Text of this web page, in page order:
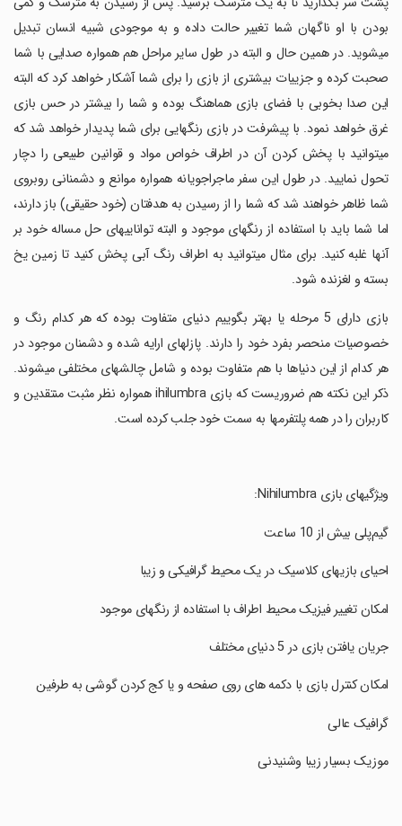
بودن با او ناگهان شما تغییر حالت داده و به موجودی شبیه انسان تبدیل
میشوید. در همین حال و البته در طول سایر مراحل هم همواره صدایی با شما
صحبت کرده و جزییات بیشتری از بازی را برای شما آشکار خواهد کرد که البته
این صدا بخوبی با فضای بازی هماهنگ بوده و شما را بیشتر در حس بازی
غرق خواهد نمود. با پیشرفت در بازی رنگهایی برای شما پدیدار خواهد شد که
میتوانید با پخش کردن آن در اطراف خواص مواد و قوانین طبیعی را دچار
تحول نمایید. در طول این سفر ماجراجویانه همواره موانع و دشمنانی روبروی
شما ظاهر خواهند شد که شما را از رسیدن به هدفتان (خود حقیقی) باز دارند،
اما شما باید با استفاده از رنگهای موجود و البته تواناییهای حل مساله خود بر
آنها غلبه کنید. برای مثال میتوانید به اطراف رنگ آبی پخش کنید تا زمین یخ
بسته و لغزنده شود.
‏بازی دارای 5 مرحله یا بهتر بگوییم دنیای متفاوت بوده که هر کدام رنگ و
خصوصیات منحصر بفرد خود را دارند. پازلهای ارایه شده و دشمنان موجود در
هر کدام از این دنیاها با هم متفاوت بوده و شامل چالشهای مختلفی میشوند.
ذکر این نکته هم ضروریست که بازی ihilumbra همواره نظر مثبت منتقدین و
کاربران را در همه پلتفرمها به سمت خود جلب کرده است.
‏ویژگیهای بازی Nihilumbra:
‏گیم‌پلی بیش از 10 ساعت
‏احیای بازیهای کلاسیک در یک محیط گرافیکی و زیبا
‏امکان تغییر فیزیک محیط اطراف با استفاده از رنگهای موجود
‏جریان یافتن بازی در 5 دنیای مختلف
‏امکان کنترل بازی با دکمه های روی صفحه و یا کج کردن گوشی به طرفین
‏گرافیک عالی
‏موزیک بسیار زیبا وشنیدنی